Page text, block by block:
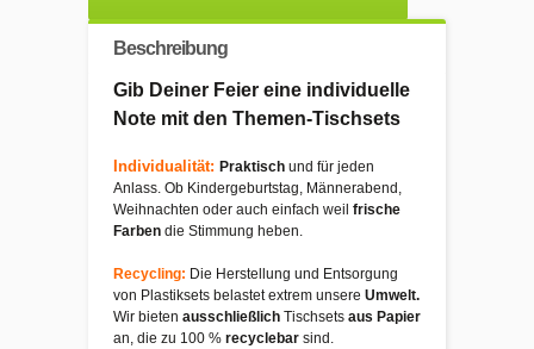
Beschreibung
Gib Deiner Feier eine individuelle
Note mit den Themen-Tischsets
Individualität: Praktisch und für jeden
Anlass. Ob Kindergeburtstag, Männerabend,
Weihnachten oder auch einfach weil frische
Farben die Stimmung heben.
Recycling: Die Herstellung und Entsorgung
von Plastiksets belastet extrem unsere Umwelt.
Wir bieten ausschließlich Tischsets aus Papier
an, die zu 100 % recyclebar sind.